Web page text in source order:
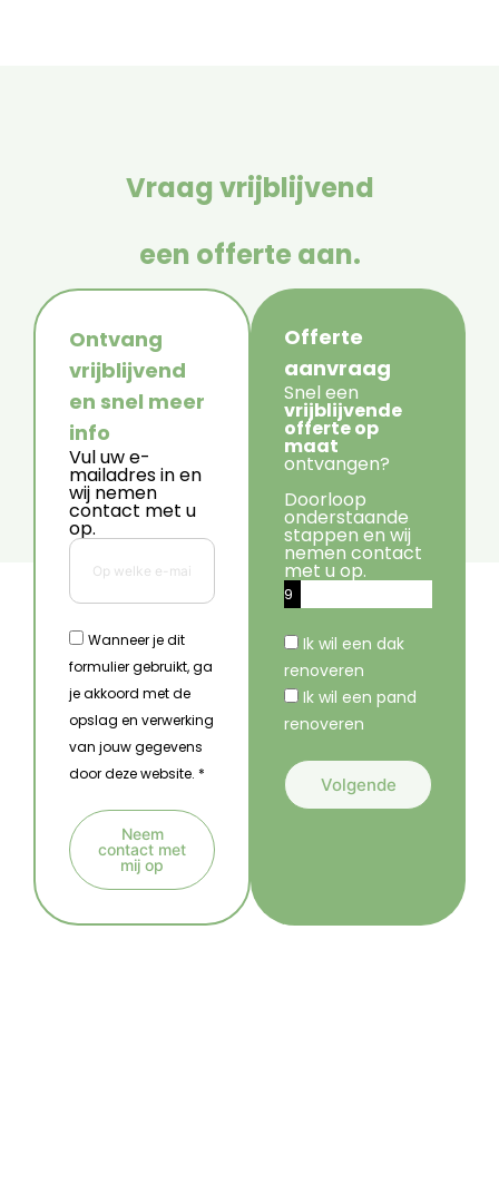
Vraag vrijblijvend
een offerte aan.
Ontvang
vrijblijvend
en snel meer
info
Vul uw e-
mailadres in en
wij nemen
contact met u
op.
Wanneer je dit
formulier gebruikt, ga
je akkoord met de
opslag en verwerking
van jouw gegevens
door deze website. *
Neem
contact met
mij op
l
Offerte
aanvraag
Snel een
vrijblijvende
offerte op
maat
ontvangen?
Doorloop
onderstaande
stappen en wij
nemen contact
met u op.
9
Ik wil een dak
renoveren
Ik wil een pand
renoveren
Volgende
r